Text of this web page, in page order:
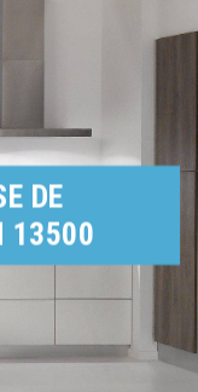
DE
13500